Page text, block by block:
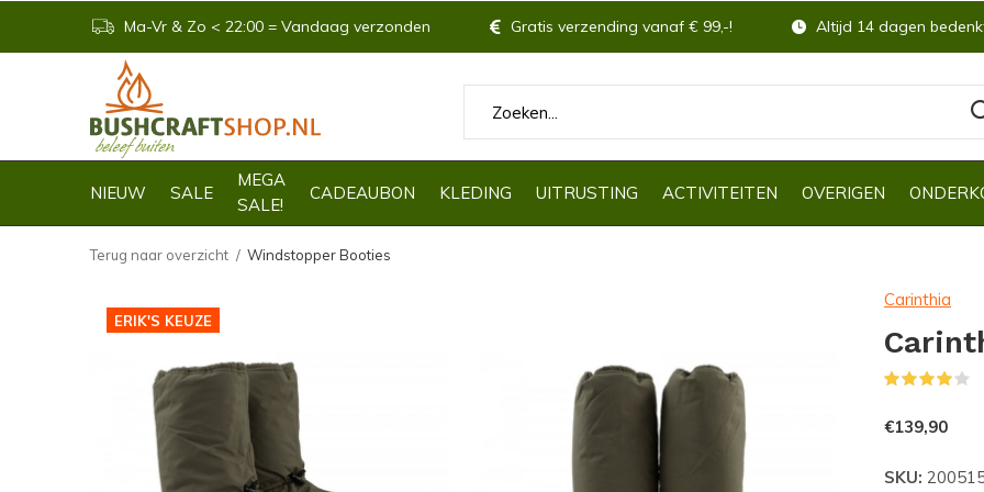
NIEUW SALE
MEGA
SALE!
CADEAUBON KLEDING UITRUSTING ACTIVITEITEN OVERIGEN
Ma-Vr & Zo < 22:00 = Vandaag verzonden Gratis verzending vanaf € 99,-! Altijd 14 dagen
Terug naar overzicht Windstopper Booties
ERIK'S KEUZE
Carinthia
€139,90
SKU: